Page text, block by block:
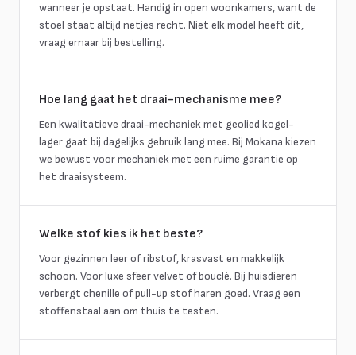
wanneer je opstaat. Handig in open woonkamers, want de
stoel staat altijd netjes recht. Niet elk model heeft dit,
vraag ernaar bij bestelling.
Hoe lang gaat het draai-mechanisme mee?
Een kwalitatieve draai-mechaniek met geolied kogel-
lager gaat bij dagelijks gebruik lang mee. Bij Mokana kiezen
we bewust voor mechaniek met een ruime garantie op
het draaisysteem.
Welke stof kies ik het beste?
Voor gezinnen leer of ribstof, krasvast en makkelijk
schoon. Voor luxe sfeer velvet of bouclé. Bij huisdieren
verbergt chenille of pull-up stof haren goed. Vraag een
stoffenstaal aan om thuis te testen.